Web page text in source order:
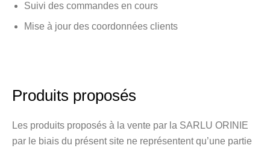
Suivi des commandes en cours
Mise à jour des coordonnées clients
Produits proposés
Les produits proposés à la vente par la SARLU ORINIE
par le biais du présent site ne représentent qu’une partie